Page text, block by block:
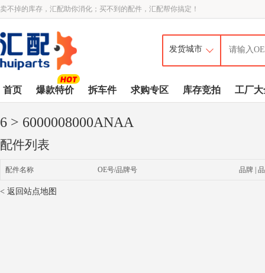
卖不掉的库存，汇配助你消化；买不到的配件，汇配帮你搞定！
首页 爆款特价 拆车件 求购专区 库存竞拍 工厂大
6 > 6000008000ANAA
配件列表
配件名称 OE号/品牌号 品牌 |
< 返回站点地图